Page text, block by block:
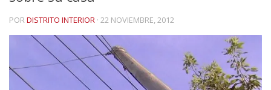
PORDISTRITO INTERIOR · 22 NOVIEMBRE, 2012